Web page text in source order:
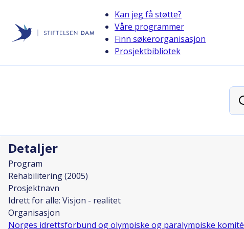
Kan jeg få støtte?
Våre programmer
Finn søkerorganisasjon
Prosjektbibliotek
Søk
Detaljer
Program
Rehabilitering (2005)
Prosjektnavn
Idrett for alle: Visjon - realitet
Organisasjon
Norges idrettsforbund og olympiske og paralympiske komité